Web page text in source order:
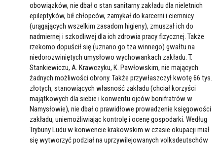
obowiązków, nie dbał o stan sanitarny zakładu dla nieletnich
epileptyków, bił chłopców, zamykał do karcerni i ciemnicy
(urągających wszelkim zasadom higieny), zmuszał ich do
nadmiernej i szkodliwej dla ich zdrowia pracy fizycznej. Także
rzekomo dopuścił się (uznano go tza winnego) gwałtu na
niedorozwiniętych umysłowo wychowankach zakładu: T.
Stankiewiczu, A. Krawczyku, K. Pawłowskim, nie mających
żadnych możliwości obrony. Także przywłaszczył kwotę 66 tys.
złotych, stanowiących własność zakładu (chciał korzyści
majątkowych dla siebie i konwentu ojców bonifratrów w
Namysłowie), nie dbał o prawidłowe prowadzenie księgowości
zakładu, uniemożliwiając kontrolę i ocenę gospodarki. Według
Trybuny Ludu w konwencie krakowskim w czasie okupacji miał
się wytworzyć podział na uprzywilejowanych volksdeutschów